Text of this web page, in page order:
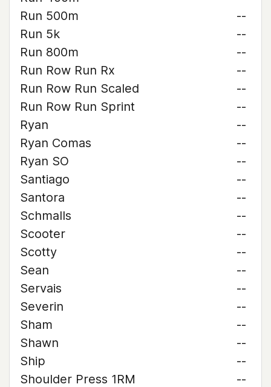
Run 500m
--
Run 5k
--
Run 800m
--
Run Row Run Rx
--
Run Row Run Scaled
--
Run Row Run Sprint
--
Ryan
--
Ryan Comas
--
Ryan SO
--
Santiago
--
Santora
--
Schmalls
--
Scooter
--
Scotty
--
Sean
--
Servais
--
Severin
--
Sham
--
Shawn
--
Ship
--
Shoulder Press 1RM
--